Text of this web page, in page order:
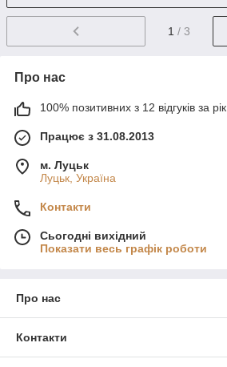
1 / 3
Про нас
100% позитивних з 12 відгуків за рік
Працює з 31.08.2013
м. Луцьк
Луцьк, Україна
Контакти
Сьогодні вихідний
Показати весь графік роботи
Про нас
Контакти